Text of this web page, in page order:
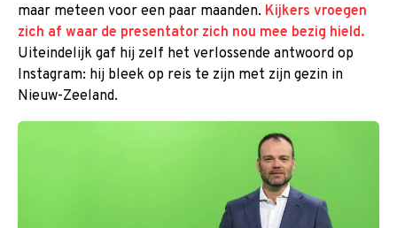
maar meteen voor een paar maanden. Kijkers vroegen
zich af waar de presentator zich nou mee bezig hield.
Uiteindelijk gaf hij zelf het verlossende antwoord op
Instagram: hij bleek op reis te zijn met zijn gezin in
Nieuw-Zeeland.